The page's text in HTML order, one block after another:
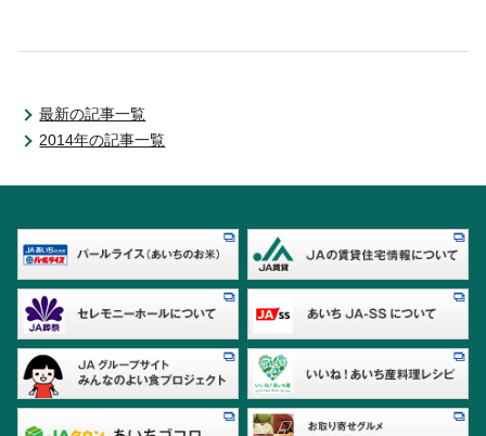
最新の記事一覧
2014年の記事一覧